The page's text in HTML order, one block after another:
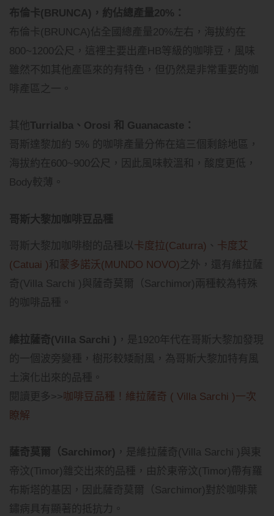
布倫卡(BRUNCA)，約佔總產量20%：
布倫卡(BRUNCA)佔全國總產量20%左右，海拔約在
800~1200公尺，這裡主要出產HB等級的咖啡豆，風味
雖然不如其他產區來的有特色，但仍然是非常重要的咖
啡產區之一。
其他Turrialba、Orosi 和 Guanacaste：
哥斯達黎加約 5% 的咖啡產量分佈在這三個剩餘地區，
海拔約在600~900公尺，因此風味較溫和，酸度更低，
Body較薄。
哥斯大黎加咖啡豆品種
哥斯大黎加咖啡樹的品種以卡度拉(Caturra) 、 卡度艾
(Catuai )和 蒙多諾沃(MUNDO NOVO) 之外，還有維拉薩
奇(Villa Sarchi )與薩奇莫爾（Sarchimor)兩種較為特殊
的咖啡品種。
維拉薩奇(Villa Sarchi ) ，是1920年代在哥斯大黎加發現
的一個波旁變種，樹形較矮耐風，為哥斯大黎加特有風
土演化出來的品種。
閱讀更多>>咖啡豆品種！維拉薩奇 ( Villa Sarchi )一次
瞭解
薩奇莫爾（Sarchimor) ，是維拉薩奇(Villa Sarchi )與東
帝汶(Timor)雜交出來的品種，由於東帝汶(Timor)帶有羅
布斯塔的基因，因此薩奇莫爾（Sarchimor)對於咖啡葉
鏽病具有顯著的抵抗力。